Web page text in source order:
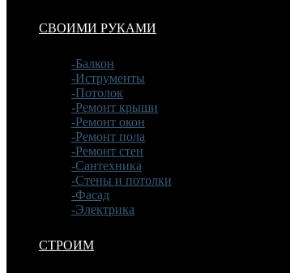
СВОИМИ РУКАМИ
-Балкон
-Иструменты
-Потолок
-Ремонт крыши
-Ремонт окон
-Ремонт пола
-Ремонт стен
-Сантехника
-Стены и потолки
-Фасад
-Электрика
СТРОИМ